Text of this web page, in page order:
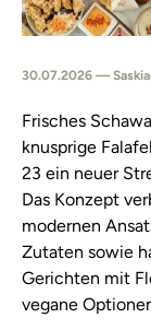
30.07.2026 —
Frisches
knusprige
23 ein neuer
Das Konzept
modernen
Zutaten sowie
Gerichten mit
vegane